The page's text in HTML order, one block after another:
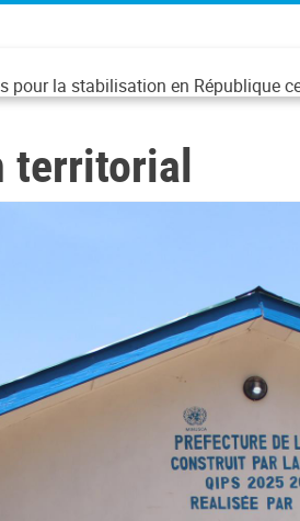
pour la stabilisation en République
territorial